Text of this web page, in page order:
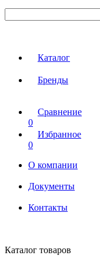
Каталог
Бренды
Сравнение
0
Избранное
0
О компании
Документы
Контакты
Каталог товаров